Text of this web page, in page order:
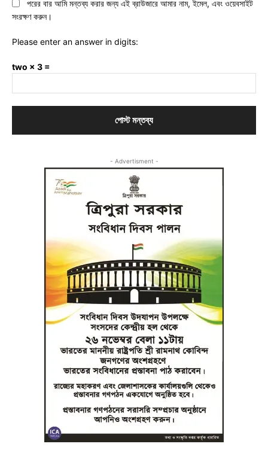
পরের বার আমি মন্তব্য করার জন্য এই ব্রাউজারে আমার নাম, ইমেল, এবং ওয়েবসাইট
সংরক্ষণ করুন।
Please enter an answer in digits:
two × 3 =
- Advertisment -